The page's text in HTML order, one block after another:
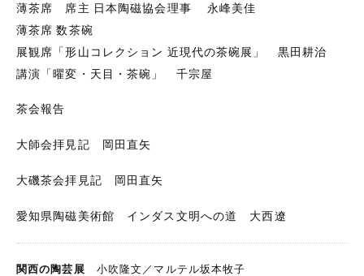
薄茶席 席主 日本陶磁協会理事 永峰美佳
薄茶席 数茶碗
展観席「形山コレクション 近現代の茶碗展」 黒田耕治
講演「曜変・天目・茶碗」 千宗屋
茶会報告
大師会拝見記 岡田直矢
大磯茶会拝見記 岡田直矢
愛知県陶磁美術館 インダス文明への道 大西遼
関西の陶芸展 小吹隆文／マルテル坂本牧子